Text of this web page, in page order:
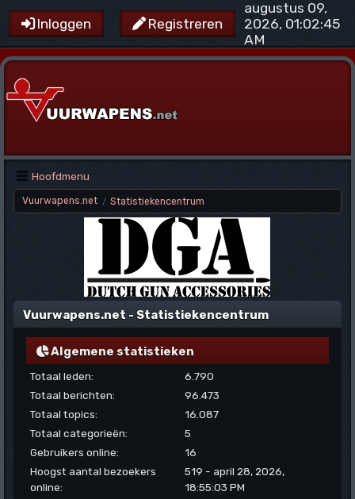
Inloggen Registreren
augustus 09,
2026, 01:02:45
AM
Hoofdmenu
Vuurwapens.net / Statistiekencentrum
Vuurwapens.net - Statistiekencentrum
Algemene statistieken
Totaal leden:
6.790
Totaal berichten:
96.473
Totaal topics:
16.087
Totaal categorieën:
5
Gebruikers online:
16
Hoogst aantal bezoekers
online:
519 - april 28, 2026,
18:55:03 PM